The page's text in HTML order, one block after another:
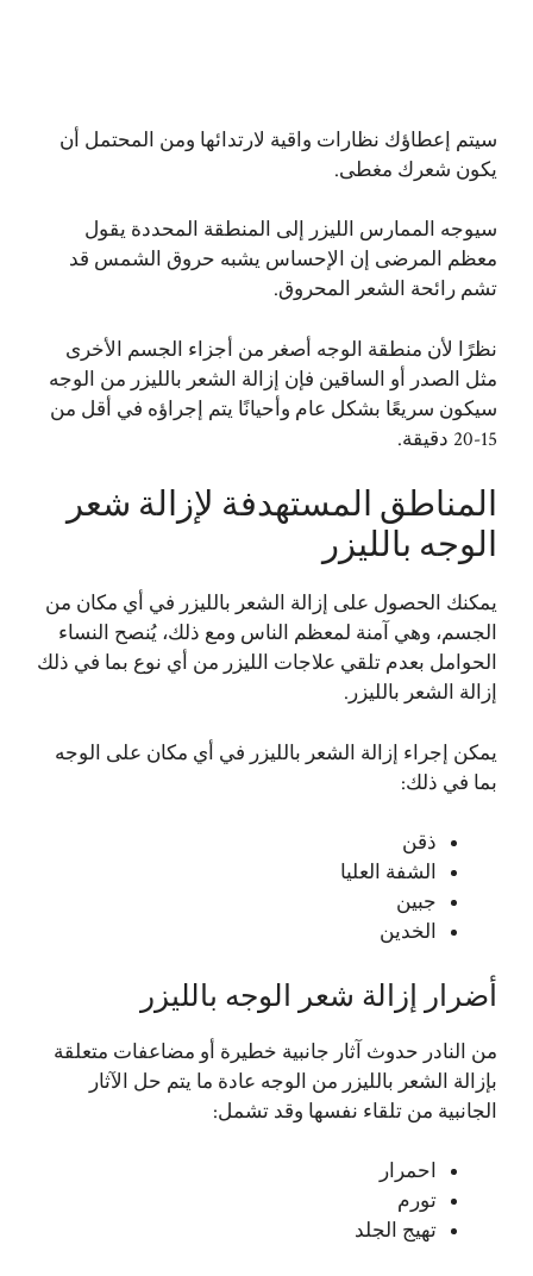
سيتم إعطاؤك نظارات واقية لارتدائها ومن المحتمل أن
يكون شعرك مغطى.
سيوجه الممارس الليزر إلى المنطقة المحددة يقول
معظم المرضى إن الإحساس يشبه حروق الشمس قد
تشم رائحة الشعر المحروق.
نظرًا لأن منطقة الوجه أصغر من أجزاء الجسم الأخرى
مثل الصدر أو الساقين فإن إزالة الشعر بالليزر من الوجه
سيكون سريعًا بشكل عام وأحيانًا يتم إجراؤه في أقل من
15-20 دقيقة.
المناطق المستهدفة لإزالة شعر
الوجه بالليزر
يمكنك الحصول على إزالة الشعر بالليزر في أي مكان من
الجسم، وهي آمنة لمعظم الناس ومع ذلك، يُنصح النساء
الحوامل بعدم تلقي علاجات الليزر من أي نوع بما في ذلك
إزالة الشعر بالليزر.
يمكن إجراء إزالة الشعر بالليزر في أي مكان على الوجه
بما في ذلك:
ذقن
الشفة العليا
جبين
الخدين
أضرار إزالة شعر الوجه بالليزر
من النادر حدوث آثار جانبية خطيرة أو مضاعفات متعلقة
بإزالة الشعر بالليزر من الوجه عادة ما يتم حل الآثار
الجانبية من تلقاء نفسها وقد تشمل:
احمرار
تورم
تهيج الجلد